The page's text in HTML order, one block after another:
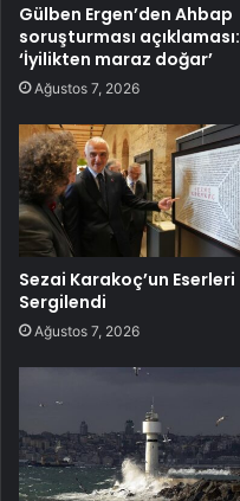
Gülben Ergen’den Ahbap
soruşturması açıklaması:
‘İyilikten maraz doğar’
Ağustos 7, 2026
Sezai Karakoç’un Eserleri
Sergilendi
Ağustos 7, 2026